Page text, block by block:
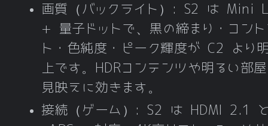
画質（バックライト）: S2 は Mini
+ 量子ドットで、黒の締まり・コン
ト・色純度・ピーク輝度が C2 より
上です。HDRコンテンツや明るい部
見映えに効きます。
接続（ゲーム）: S2 は HDMI 2.1